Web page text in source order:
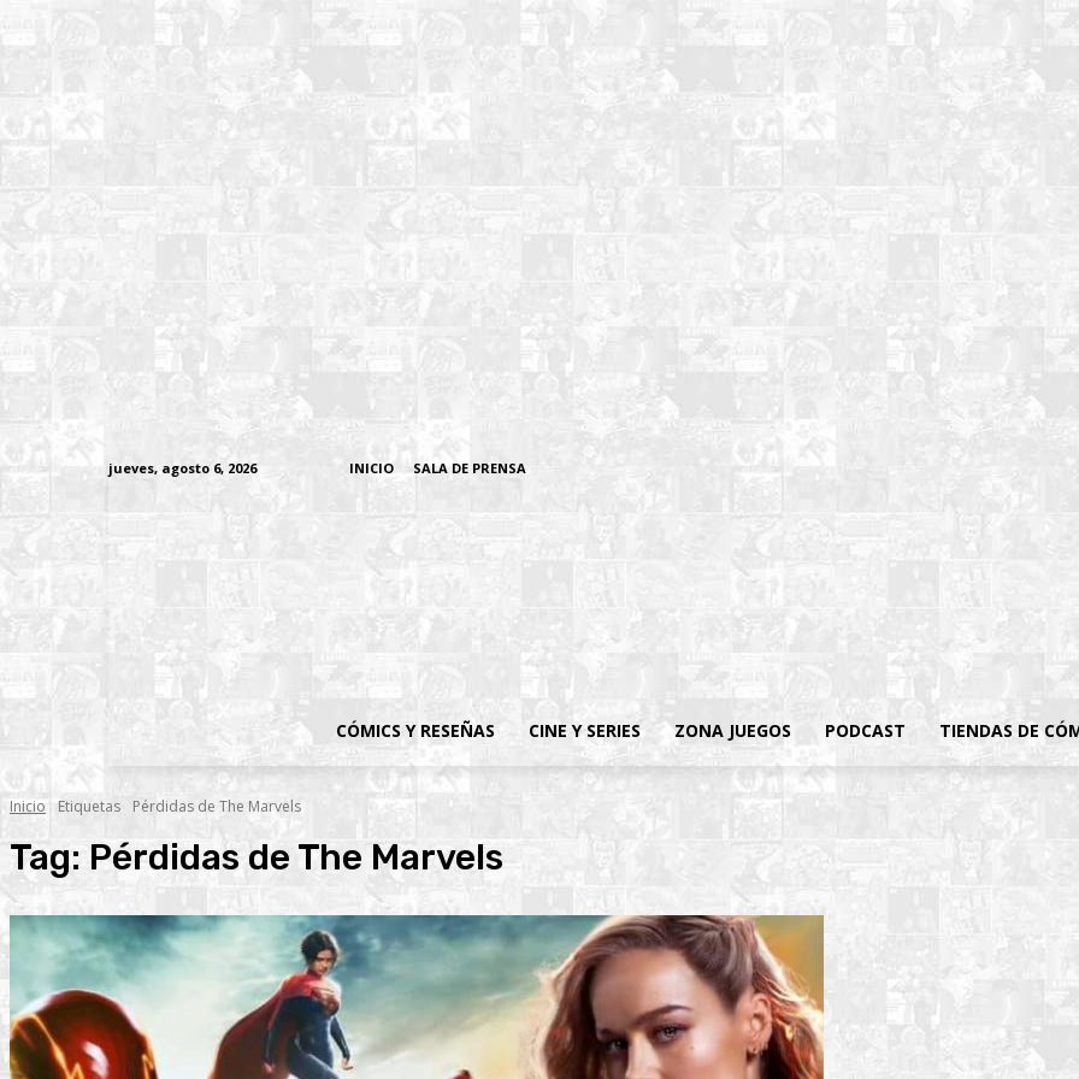
jueves, agosto 6, 2026 INICIO SALA DE PRENSA
CÓMICS Y RESEÑAS CINE Y SERIES ZONA JUEGOS PODCAST TIENDAS DE
Inicio Etiquetas Pérdidas de The Marvels
Tag: Pérdidas de The Marvels